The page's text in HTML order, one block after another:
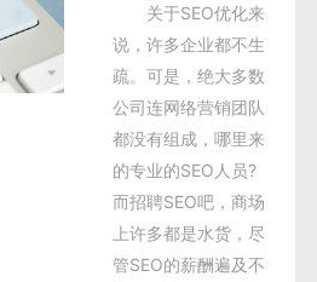
关于SEO优化来
说，许多企业都不生
疏。可是，绝大多数
公司连网络营销团队
都没有组成，哪里来
的专业的SEO人员?
而招聘SEO吧，商场
上许多都是水货，尽
管SEO的薪酬遍及不